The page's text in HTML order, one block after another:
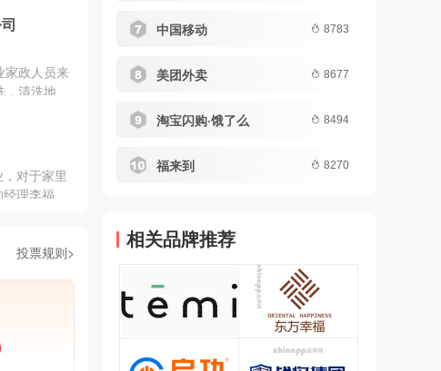
赵轩,依照
掏出各种专
洁工作。
负担,为子
家政人员来
，清洗地
务社会
规范，提
个社会的
对于家里
理李福
，这些看似
投票规则>
中国移动 8783
美团外卖 8677
淘宝闪购·饿了么 8494
福来到 8270
相关品牌推荐